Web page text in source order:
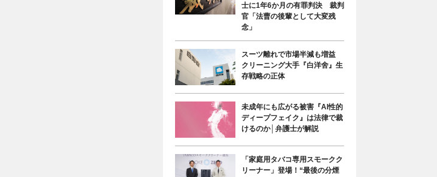
士に1年6か月の有罪判決 裁判
官「法曹の後輩として大変残
念」
スーツ離れで市場半減も増益
クリーニング大手『白洋舍』生
存戦略の正体
未成年にも広がる被害『AI性的
ディープフェイク』は法律で裁
けるのか│弁護士が解説
「家庭用タバコ専用スモークク
リーナー」登場！“最後の分煙